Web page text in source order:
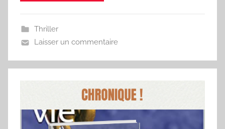
Thriller
Laisser un commentaire